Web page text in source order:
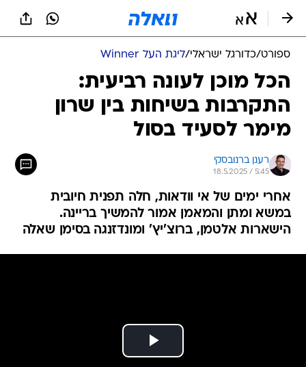
ספורט/כדורגל ישראלי/ליגת העל Winner
הכל מוכן לעונה רביעית:
התקרבות בשיחות בין שרון
מימר לסעיד בסול
רענן ברנובסקי
18.5.2025 / 5:45
אחרי ימים של אי וודאות, חלה תפנית חיובית
במשא ומתן והמאמן אמור להמשיך בריינה.
הישארות אלטמן, ברוצ'יץ' ומונדזנגה בסימן שאלה